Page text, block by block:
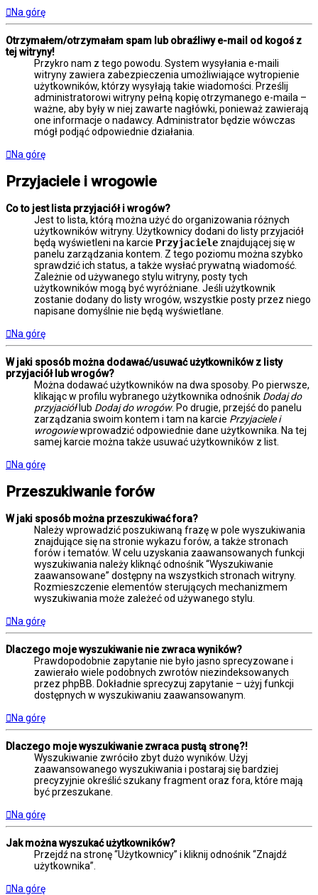
Na górę
Otrzymałem/otrzymałam spam lub obraźliwy e-mail od kogoś z
tej witryny!
Przykro nam z tego powodu. System wysyłania e-maili
witryny zawiera zabezpieczenia umożliwiające wytropienie
użytkowników, którzy wysyłają takie wiadomości. Prześlij
administratorowi witryny pełną kopię otrzymanego e-maila –
ważne, aby były w niej zawarte nagłówki, ponieważ zawierają
one informacje o nadawcy. Administrator będzie wówczas
mógł podjąć odpowiednie działania.
Na górę
Przyjaciele i wrogowie
Co to jest lista przyjaciół i wrogów?
Jest to lista, którą można użyć do organizowania różnych
użytkowników witryny. Użytkownicy dodani do listy przyjaciół
będą wyświetleni na karcie Przyjaciele znajdującej się w
panelu zarządzania kontem. Z tego poziomu można szybko
sprawdzić ich status, a także wysłać prywatną wiadomość.
Zależnie od używanego stylu witryny, posty tych
użytkowników mogą być wyróżniane. Jeśli użytkownik
zostanie dodany do listy wrogów, wszystkie posty przez niego
napisane domyślnie nie będą wyświetlane.
Na górę
W jaki sposób można dodawać/usuwać użytkowników z listy
przyjaciół lub wrogów?
Można dodawać użytkowników na dwa sposoby. Po pierwsze,
klikając w profilu wybranego użytkownika odnośnik Dodaj do
przyjaciółlub Dodaj do wrogów. Po drugie, przejść do panelu
zarządzania swoim kontem i tam na karcie Przyjaciele i
wrogowiewprowadzić odpowiednie dane użytkownika. Na tej
samej karcie można także usuwać użytkowników z list.
Na górę
Przeszukiwanie forów
W jaki sposób można przeszukiwać fora?
Należy wprowadzić poszukiwaną frazę w pole wyszukiwania
znajdujące się na stronie wykazu forów, a także stronach
forów i tematów. W celu uzyskania zaawansowanych funkcji
wyszukiwania należy kliknąć odnośnik “Wyszukiwanie
zaawansowane” dostępny na wszystkich stronach witryny.
Rozmieszczenie elementów sterujących mechanizmem
wyszukiwania może zależeć od używanego stylu.
Na górę
Dlaczego moje wyszukiwanie nie zwraca wyników?
Prawdopodobnie zapytanie nie było jasno sprecyzowane i
zawierało wiele podobnych zwrotów niezindeksowanych
przez phpBB. Dokładnie sprecyzuj zapytanie – użyj funkcji
dostępnych w wyszukiwaniu zaawansowanym.
Na górę
Dlaczego moje wyszukiwanie zwraca pustą stronę?!
Wyszukiwanie zwróciło zbyt dużo wyników. Użyj
zaawansowanego wyszukiwania i postaraj się bardziej
precyzyjnie określić szukany fragment oraz fora, które mają
być przeszukane.
Na górę
Jak można wyszukać użytkowników?
Przejdź na stronę “Użytkownicy” i kliknij odnośnik “Znajdź
użytkownika”.
Na górę